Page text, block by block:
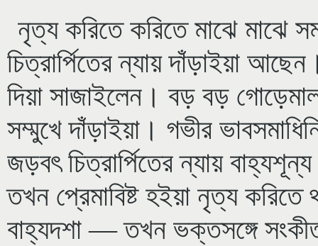
নৃত্য করিতে করিতে মাঝে মাঝে
চিত্রার্পিতের ন্যায় দাঁড়াইয়া
দিয়া সাজাইলেন। বড় বড়
সম্মুখে দাঁড়াইয়া। গভীর
জড়বৎ চিত্রার্পিতের ন্যায়
তখন প্রেমাবিষ্ট হইয়া নৃত্য
বাহ্যদশা — তখন ভক্তসঙ্গে